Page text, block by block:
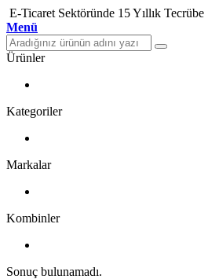
E-Ticaret Sektöründe 15 Yıllık Tecrübe
Menü
Ürünler
Kategoriler
Markalar
Kombinler
Sonuç bulunamadı.